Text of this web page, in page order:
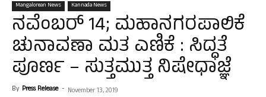
Mangalorean News Kannada News
ನವೆಂಬರ್ 14; ಮಹಾನಗರಪಾಲಿಕೆ
ಚುನಾವಣಾ ಮತ ಎಣಿಕೆ : ಸಿದ್ಧತೆ
ಪೂರ್ಣ – ಸುತ್ತಮುತ್ತ ನಿಷೇಧಾಜ್ಞೆ
By Press Release - November 13, 2019